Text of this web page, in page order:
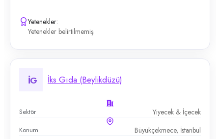
Yetenekler:
Yetenekler belirtilmemiş
İG İks Gıda (Beylikdüzü)
Sektör Yiyecek & İçecek
Konum Büyükçekmece, İstanbul